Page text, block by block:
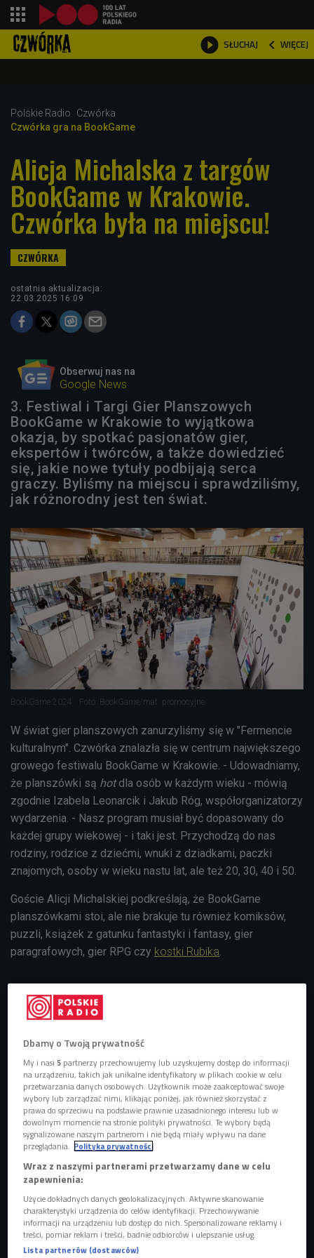
 SŁUCHAJ  WIĘCEJ

Polskie Radio
Czwórka
Czwórka gra na BookGame
Alicja Michalska z targów
BookGame w Krakowie.
Czwórka była na miejscu!
ostatnia aktualizacja:
22.03.2025 16:09
Obserwuj nas na
Google News
3. Festiwal i Targi Gier Planszowych
BookGame w Krakowie to wyjątkowa
okazja, by spotkać pasjonatów gier,
ekspertów i twórców, a także dowiedzieć
się, jakie nowe tytuły podbijają serca
graczy. Byliśmy na miejscu i sprawdziliśmy,
jak różnorodny jest ten świat.
BookGame 2024 Foto: BookGame/mat. promocyjne
W świat gier planszowych zanurzyliśmy się w "Fermencie
kulturalnym". Czwórka znalazła się w centrum największego
growego festiwalu BookGame w Krakowie. - Udowadniamy,
że planszówki są hotdla osób w każdym wieku - mówią
zgodnie Izabela Leonarcik i Jakub Róg, współorganizatorzy
wydarzenia. - Nasz program musiał być dopasowany do
każdej grupy wiekowej - i taki jest. Przychodzą do nas
rodziny, rodzice z dziećmi, wnuki z dziadkami, paczki
znajomych, osoby w wieku nastu lat, ale też 20, 30, 40 i 50.
Goście Alicji Michalskiej podkreślają, że BookGame
planszówkami stoi, ale nie brakuje tu również komiksów,
puzzli, książek z gatunku fantastyki i fantasy, gier
paragrafowych, gier RPG czy kostki Rubika.
POSŁUCHAJ
14:41
Izabela Leonarcik Jakub Róg opowiadają o BookGame
Alicja Michalska spotkała się też z Adamem Wieczorkiem,
który wprowadził nas w świat gier paragrafowych, które w
ostatnim czasie podbijają serca graczy. - Te gry to książki,
które mają bardzo wiele różnych zakończeń - mówi
ekspert. - To, do którego zakończenia dojdziemy, czytając,
zależy od tego, jakie wybory podejmiemy w trakcie
rozgrywki. To najprostsza definicja.
Czwórkowy gość ocenia, że dziś gry paragrafowe
Dbamy o Twoją prywatność
My i nasi5 partnerzy przechowujemy lub uzyskujemy dostęp do informacji
na urządzeniu, takich jak unikalne identyfikatory w plikach cookie w celu
przetwarzania danych osobowych. Użytkownik może zaakceptować swoje
wybory lub zarządzać nimi, klikając poniżej, jak również skorzystać z
prawa do sprzeciwu na podstawie prawnie uzasadnionego interesu lub w
dowolnym momencie na stronie polityki prywatności. Te wybory będą
sygnalizowane naszym partnerom i nie będą miały wpływu na dane
przeglądania. Polityka prywatności
Wraz z naszymi partnerami przetwarzamy dane w celu
zapewnienia:
Użycie dokładnych danych geolokalizacyjnych. Aktywne skanowanie
charakterystyki urządzenia do celów identyfikacji. Przechowywanie
informacji na urządzeniu lub dostęp do nich. Spersonalizowane reklamy i
treści, pomiar reklam i treści, badnie odbiorców i ulepszanie usług.
Lista partnerów (dostawców)